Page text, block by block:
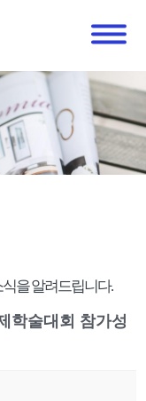
을 알려드립니다.
학술대회 참가성